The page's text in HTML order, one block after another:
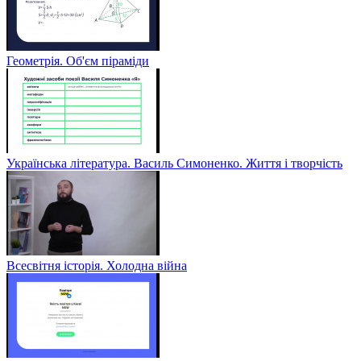
Геометрія. Об'єм піраміди
Українська література. Василь Симоненко. Життя і творчість
Всесвітня історія. Холодна війна